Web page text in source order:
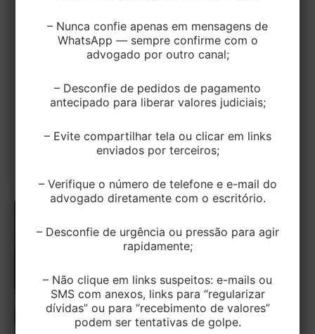
Tribunal Superior do Trabalho valida
acordo que reduziu intervalo de
descanso para 30 minutos
EditorEK/ 2 de abril de 2024
validade de norma coletiva que reduzia para 30
(trinta) minutos o intervalo intrajornada […]
– Nunca confie apenas em mensagens de
WhatsApp — sempre confirme com o
advogado por outro canal;
– Desconfie de pedidos de pagamento
antecipado para liberar valores judiciais;
– Evite compartilhar tela ou clicar em links
enviados por terceiros;
– Verifique o número de telefone e e-mail do
advogado diretamente com o escritório.
– Desconfie de urgência ou pressão para agir
rapidamente;
– Não clique em links suspeitos: e-mails ou
SMS com anexos, links para “regularizar
dívidas” ou para “recebimento de valores”
podem ser tentativas de golpe.